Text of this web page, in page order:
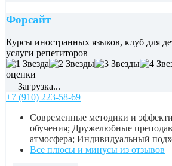
Форсайт
Курсы иностранных языков, клуб для
услуги репетиторов
оценки
Загрузка...
+7 (910) 223-58-69
Современные методики и
обучения; Дружелюбные
атмосфера; Индивидуальный
Все плюсы и минусы из отзывов